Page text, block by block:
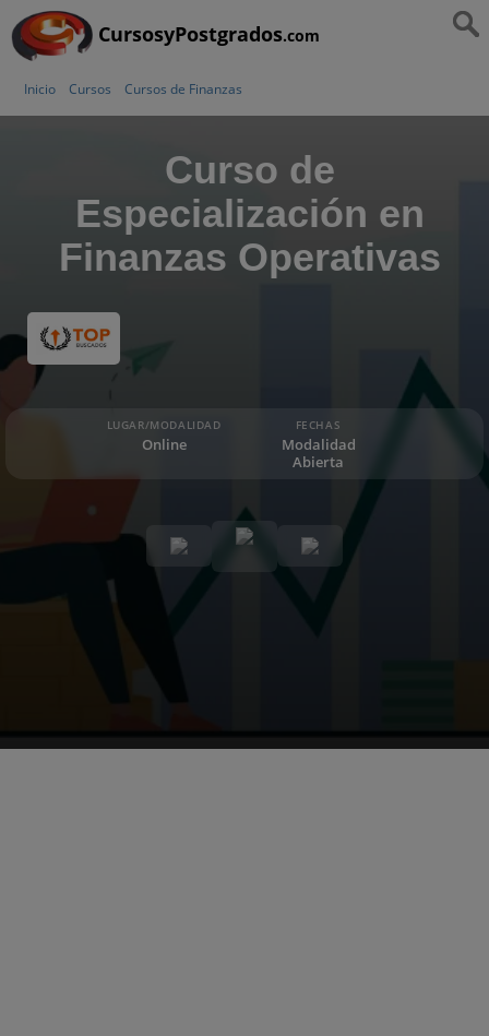
CursosyPostgrados.com
Inicio Cursos Cursos de Finanzas
Curso de
Especialización en
Finanzas Operativas
LUGAR/MODALIDAD
Online
FECHAS
Modalidad
Abierta